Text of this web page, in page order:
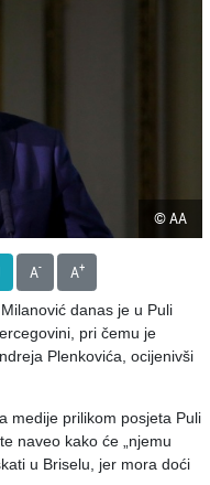
© AA
A- A+
danas je u Puli
pri čemu je
Plenkovića, ocijenivši
medije prilikom posjeta Puli
naveo kako će „njemu
u Briselu, jer mora doći